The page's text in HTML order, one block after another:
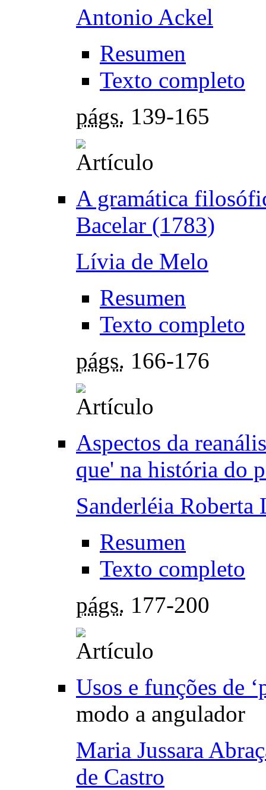
Antonio Ackel
Resumen
Texto completo
págs. 139-165
A gramática
Bacelar (1783)
Lívia de Melo
Resumen
Texto completo
págs. 166-176
Aspectos da
que' na história do
Sanderléia
Resumen
Texto completo
págs. 177-200
Usos e funções de
modo a angulador
Maria Jussara
de Castro